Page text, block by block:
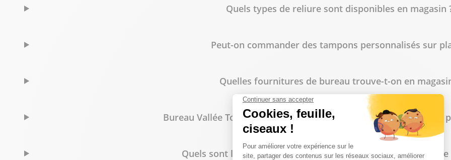
73.56 km
Voir plus
Quels types de reliure sont disponibles en magasin
Peut-on commander des tampons personnalisés sur
Quelles fournitures de bureau trouve-t-on en
Bureau Vallée Tournai propose-t-il des tarifs spécifiques pour les
Quels sont les horaires d'ouverture du magasin Bureau Vallée